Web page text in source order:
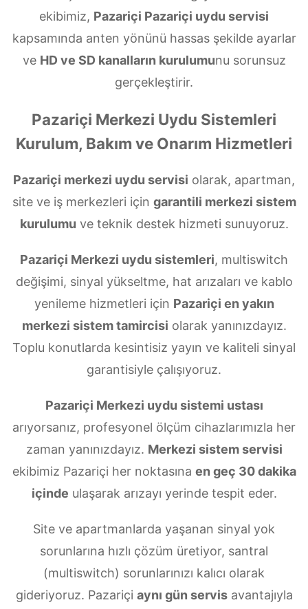
ekibimiz, Pazariçi Pazariçi uydu servisi
kapsamında anten yönünü hassas şekilde ayarlar
ve HD ve SD kanalların kurulumunu sorunsuz
gerçekleştirir.
Pazariçi Merkezi Uydu Sistemleri
Kurulum, Bakım ve Onarım Hizmetleri
Pazariçi merkezi uydu servisi olarak, apartman,
site ve iş merkezleri için garantili merkezi sistem
kurulumu ve teknik destek hizmeti sunuyoruz.
Pazariçi Merkezi uydu sistemleri, multiswitch
değişimi, sinyal yükseltme, hat arızaları ve kablo
yenileme hizmetleri için Pazariçi en yakın
merkezi sistem tamircisi olarak yanınızdayız.
Toplu konutlarda kesintisiz yayın ve kaliteli sinyal
garantisiyle çalışıyoruz.
Pazariçi Merkezi uydu sistemi ustası
arıyorsanız, profesyonel ölçüm cihazlarımızla her
zaman yanınızdayız. Merkezi sistem servisi
ekibimiz Pazariçi her noktasına en geç 30 dakika
içinde ulaşarak arızayı yerinde tespit eder.
Site ve apartmanlarda yaşanan sinyal yok
sorunlarına hızlı çözüm üretiyor, santral
(multiswitch) sorunlarınızı kalıcı olarak
gideriyoruz. Pazariçi aynı gün servisavantajıyla